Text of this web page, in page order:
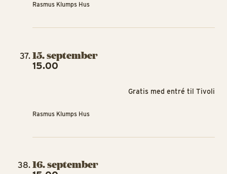
Rasmus Klumps Hus
15. september
15.00
Rasmus Klumps Hus
Gratis med entré til Tivoli
16. september